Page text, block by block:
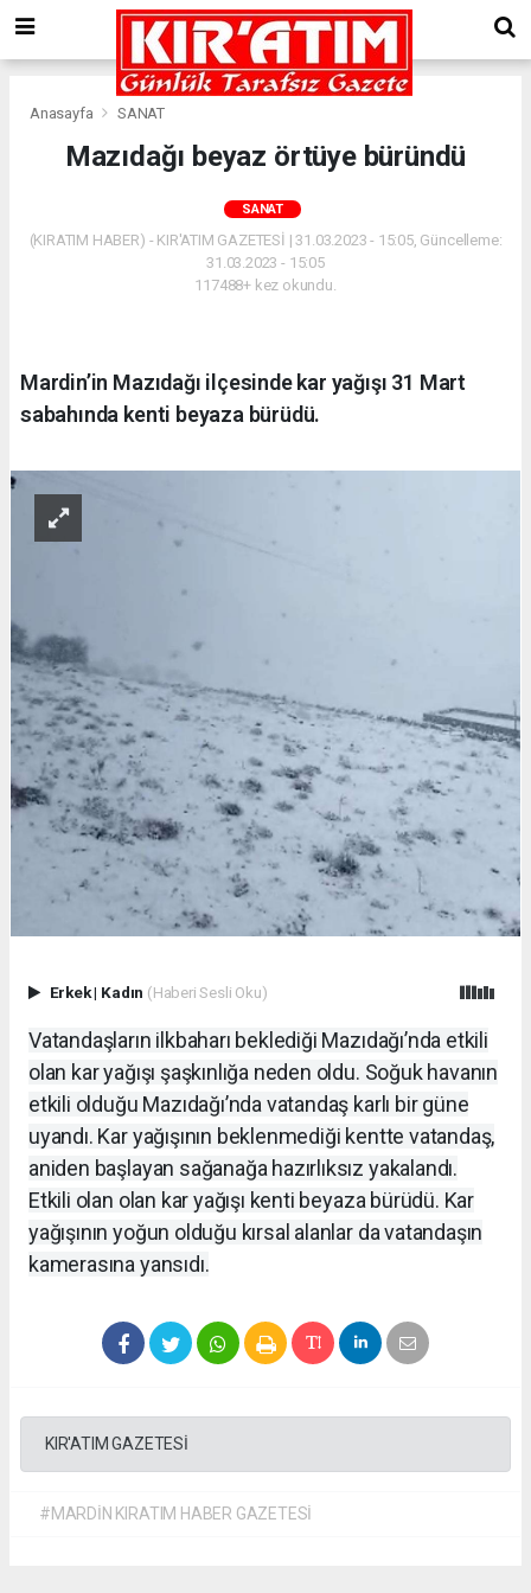
Anasayfa SANAT
Mazıdağı beyaz örtüye büründü
SANAT
(KIRATIM HABER) - KIR'ATIM GAZETESİ | 31.03.2023 - 15:05, Güncelleme:
31.03.2023 - 15:05
117488+ kez okundu.
Mardin’in Mazıdağı ilçesinde kar yağışı 31 Mart
sabahında kenti beyaza bürüdü.
Erkek| Kadın (Haberi Sesli Oku)
Vatandaşların ilkbaharı beklediği Mazıdağı’nda etkili
olan kar yağışı şaşkınlığa neden oldu. Soğuk havanın
etkili olduğu Mazıdağı’nda vatandaş karlı bir güne
uyandı. Kar yağışının beklenmediği kentte vatandaş,
aniden başlayan sağanağa hazırlıksız yakalandı.
Etkili olan olan kar yağışı kenti beyaza bürüdü. Kar
yağışının yoğun olduğu kırsal alanlar da vatandaşın
kamerasına yansıdı.
KIR'ATIM GAZETESİ
#MARDİN KIRATIM HABER GAZETESİ